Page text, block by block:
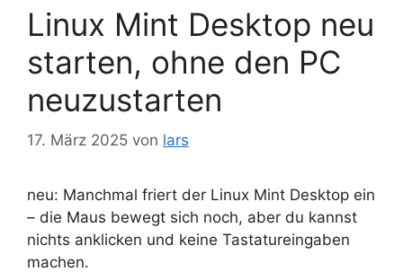
Linux Mint Desktop neu
starten, ohne den PC
neuzustarten
17. März 2025 von lars
neu: Manchmal friert der Linux Mint Desktop ein
– die Maus bewegt sich noch, aber du kannst
nichts anklicken und keine Tastatureingaben
machen.